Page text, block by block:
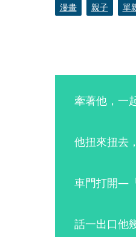
漫畫 親子 單
牽著他，一
他扭來扭去
車門打開—
話一出口他